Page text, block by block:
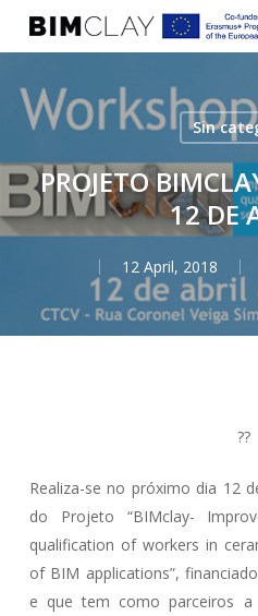
content
Sin
PROJETO
12 DE
12 April, 2018
??
Realiza-se no próximo dia 12
do Projeto “BIMclay-
qualification of workers in
of BIM applications”,
e que tem como parceiros a